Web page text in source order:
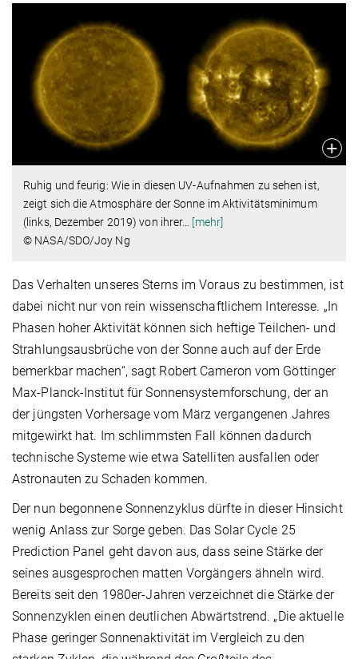
Ruhig und feurig: Wie in diesen UV-Aufnahmen zu sehen ist,
zeigt sich die Atmosphäre der Sonne im Aktivitätsminimum
(links, Dezember 2019) von ihrer… [mehr]
© NASA/SDO/Joy Ng
Das Verhalten unseres Sterns im Voraus zu bestimmen, ist
dabei nicht nur von rein wissenschaftlichem Interesse. „In
Phasen hoher Aktivität können sich heftige Teilchen- und
Strahlungsausbrüche von der Sonne auch auf der Erde
bemerkbar machen“, sagt Robert Cameron vom Göttinger
Max-Planck-Institut für Sonnensystemforschung, der an
der jüngsten Vorhersage vom März vergangenen Jahres
mitgewirkt hat. Im schlimmsten Fall können dadurch
technische Systeme wie etwa Satelliten ausfallen oder
Astronauten zu Schaden kommen.
Der nun begonnene Sonnenzyklus dürfte in dieser Hinsicht
wenig Anlass zur Sorge geben. Das Solar Cycle 25
Prediction Panel geht davon aus, dass seine Stärke der
seines ausgesprochen matten Vorgängers ähneln wird.
Bereits seit den 1980er-Jahren verzeichnet die Stärke der
Sonnenzyklen einen deutlichen Abwärtstrend. „Die aktuelle
Phase geringer Sonnenaktivität im Vergleich zu den